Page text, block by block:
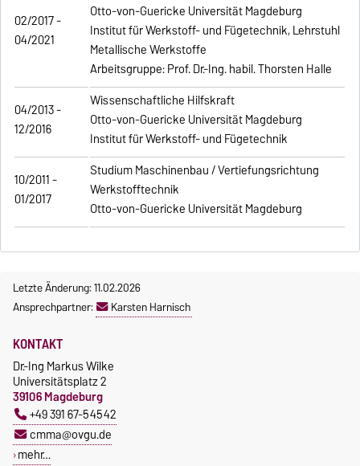
02/2017 -
04/2021
Otto-von-Guericke Universität Magdeburg
Institut für Werkstoff- und Fügetechnik, Lehrstuhl
Metallische Werkstoffe
Arbeitsgruppe: Prof. Dr.-Ing. habil. Thorsten Halle
04/2013 -
12/2016
Wissenschaftliche Hilfskraft
Otto-von-Guericke Universität Magdeburg
Institut für Werkstoff- und Fügetechnik
10/2011 -
01/2017
Studium Maschinenbau / Vertiefungsrichtung
Werkstofftechnik
Otto-von-Guericke Universität Magdeburg
Letzte Änderung: 11.02.2026
Ansprechpartner:
Karsten Harnisch
KONTAKT
Dr.-Ing Markus Wilke
Universitätsplatz 2
39106 Magdeburg
+49 391 67-54542
cmma@ovgu.de
mehr…